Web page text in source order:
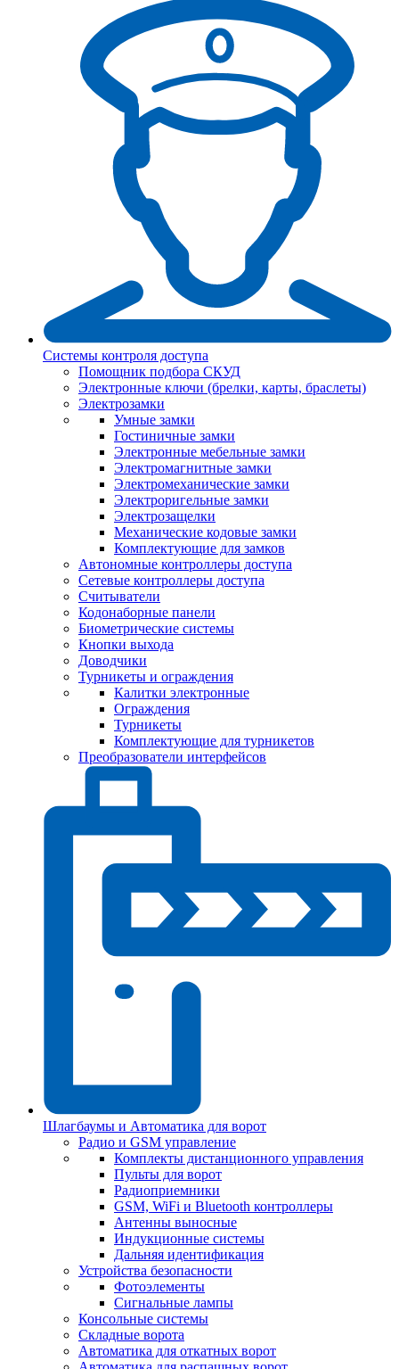
Системы контроля доступа
Помощник подбора СКУД
Электронные ключи (брелки, карты, браслеты)
Электрозамки
Умные замки
Гостиничные замки
Электронные мебельные замки
Электромагнитные замки
Электромеханические замки
Электроригельные замки
Электрозащелки
Механические кодовые замки
Комплектующие для замков
Автономные контроллеры доступа
Сетевые контроллеры доступа
Считыватели
Кодонаборные панели
Биометрические системы
Кнопки выхода
Доводчики
Турникеты и ограждения
Калитки электронные
Ограждения
Турникеты
Комплектующие для турникетов
Преобразователи интерфейсов
Шлагбаумы и Автоматика для ворот
Радио и GSM управление
Комплекты дистанционного управления
Пульты для ворот
Радиоприемники
GSM, WiFi и Bluetooth контроллеры
Антенны выносные
Индукционные системы
Дальняя идентификация
Устройства безопасности
Фотоэлементы
Сигнальные лампы
Консольные системы
Складные ворота
Автоматика для откатных ворот